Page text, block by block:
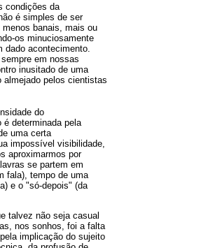
condições da
é simples de ser
banais, mais ou
os minuciosamente
dado acontecimento.
em nossas
inusitado de uma
almejado pelos cientistas
do
determinada pela
uma certa
impossível visibilidade,
aproximarmos por
se partem em
fala), tempo de uma
e o "só-depois" (da
talvez não seja casual
nos sonhos, foi a falta
implicação do sujeito